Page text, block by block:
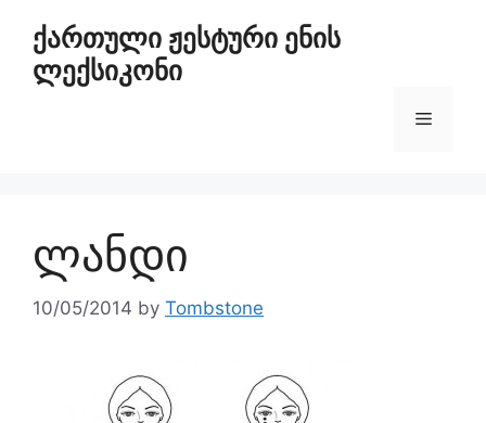
ქართული ჟესტური ენის
ლექსიკონი
ლანდი
10/05/2014 by Tombstone